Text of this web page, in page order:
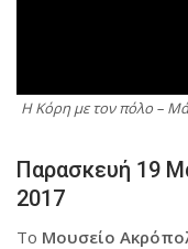
Η Κόρη με τον πόλο –
Παρασκευή 19
2017
Το Μουσείο